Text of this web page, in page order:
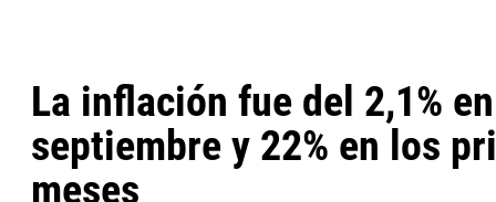
La inflación fue del 2,1% en
septiembre y 22% en los
meses